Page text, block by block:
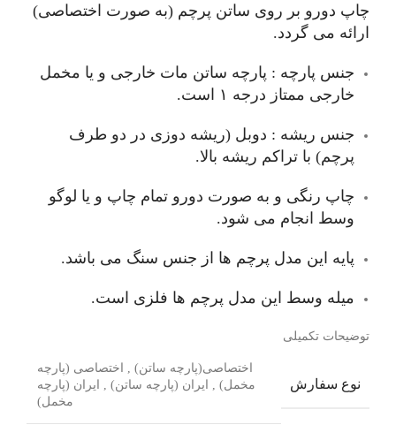
چاپ دورو بر روی ساتن پرچم (به صورت اختصاصی)
ارائه می گردد.
جنس پارچه : پارچه ساتن مات خارجی و یا مخمل
خارجی ممتاز درجه ۱ است.
جنس ریشه : دوبل (ریشه دوزی در دو طرف
پرچم) با تراکم ریشه بالا.
چاپ رنگی و به صورت دورو تمام چاپ و یا لوگو
وسط انجام می شود.
پایه این مدل پرچم ها از جنس سنگ می باشد.
میله وسط این مدل پرچم ها فلزی است.
توضیحات تکمیلی
نوع سفارش
اختصاصی(پارچه ساتن)
اختصاصی (پارچه
مخمل)
ایران (پارچه ساتن)
ایران (پارچه
مخمل)